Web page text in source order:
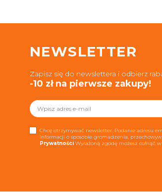
NEWSLETTER
Zapisz się do newslettera i odbierz
-10 zł na pierwsze zakupy!
Chcę otrzymywać newsletter. Podanie adresu
informacji o sposobie gromadzenia,
Prywatności Wyrażoną zgodę możesz cofnąć